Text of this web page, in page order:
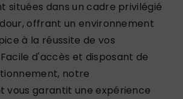
situées dans un cadre privilégié
offrant un environnement
à la réussite de vos
d'accès et disposant de
notre
vous garantit une expérience